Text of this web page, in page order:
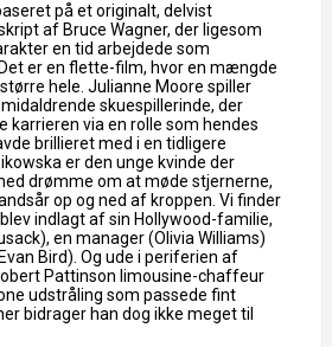
på et originalt, delvist
af Bruce Wagner, der ligesom
en tid arbejdede som
er en flette-film, hvor en mængde
hele. Julianne Moore spiller
skuespillerinde, der
karrieren via en rolle som hendes
brillieret med i en tidligere
er den unge kvinde der
drømme om at møde stjernerne,
op og ned af kroppen. Vi finder
indlagt af sin Hollywood-familie,
en manager (Olivia Williams)
Bird). Og ude i periferien af
Pattinson limousine-chaffeur
udstråling som passede fint
bidrager han dog ikke meget til